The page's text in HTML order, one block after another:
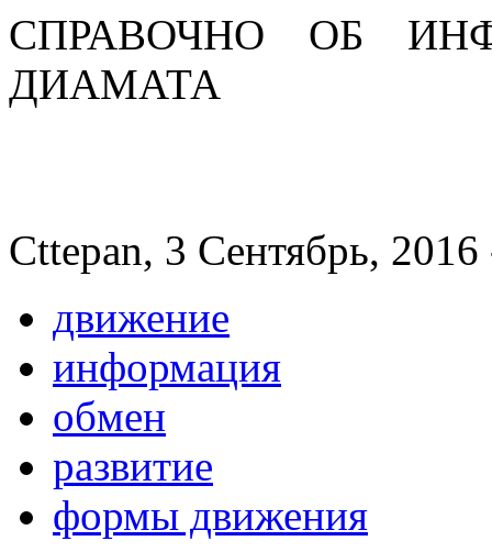
СПРАВОЧНО ОБ
ДИАМАТА
Cttepan, 3 Сентябрь,
движение
информация
обмен
развитие
формы движения